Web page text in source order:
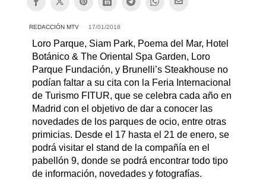
REDACCIÓN MTV 17/01/2018
Loro Parque, Siam Park, Poema del Mar, Hotel
Botánico & The Oriental Spa Garden, Loro
Parque Fundación, y Brunelli’s Steakhouse no
podían faltar a su cita con la Feria Internacional
de Turismo FITUR, que se celebra cada año en
Madrid con el objetivo de dar a conocer las
novedades de los parques de ocio, entre otras
primicias. Desde el 17 hasta el 21 de enero, se
podrá visitar el stand de la compañía en el
pabellón 9, donde se podrá encontrar todo tipo
de información, novedades y fotografías.